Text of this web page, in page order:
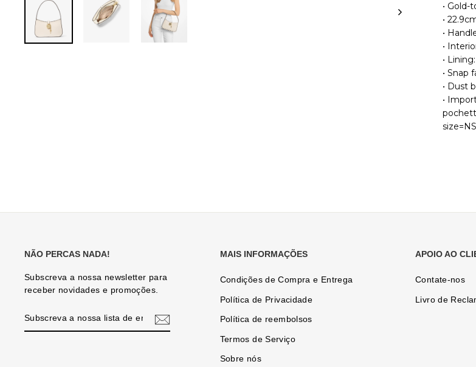
• Gold-
•
•
•
•
• Snap
• Dust
•
size=NS
NÃO PERCAS NADA!
Subscreva a nossa newsletter para
receber novidades e promoções.
A
NOSSA
MAIS INFORMAÇÕES
Condições de Compra e Entrega
Política de Privacidade
Política de reembolsos
Termos de Serviço
Sobre nós
APOIO AO
Contate-nos
Livro de